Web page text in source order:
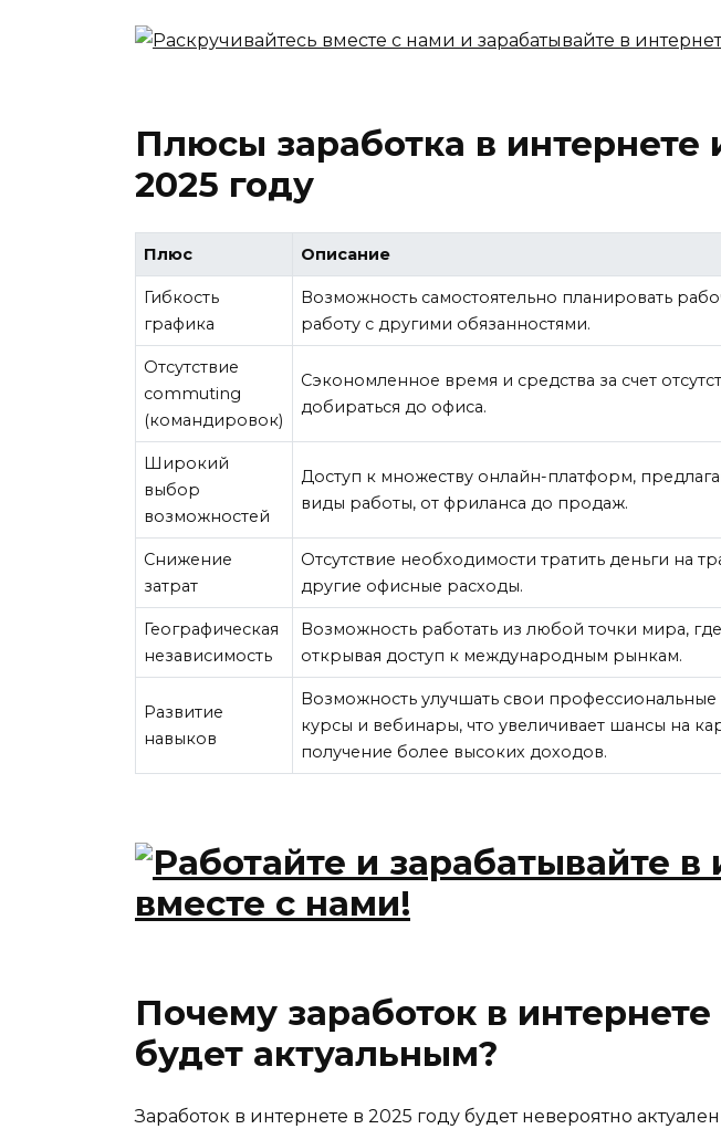
Плюсы заработка в интернете
2025 году
Плюс Описание
Гибкость
графика
Возможность самостоятельно планировать
работу с другими обязанностями.
Отсутствие
commuting
(командировок)
Сэкономленное время и средства за счет
добираться до офиса.
Широкий
выбор
возможностей
Доступ к множеству онлайн-платформ,
виды работы, от фриланса до продаж.
Снижение
затрат
Отсутствие необходимости тратить деньги на
другие офисные расходы.
Географическая
независимость
Возможность работать из любой точки мира,
открывая доступ к международным рынкам.
Развитие
навыков
Возможность улучшать свои
курсы и вебинары, что увеличивает шансы на
получение более высоких доходов.
Почему заработок в интернете
будет актуальным?
Заработок в интернете в 2025 году будет невероятно